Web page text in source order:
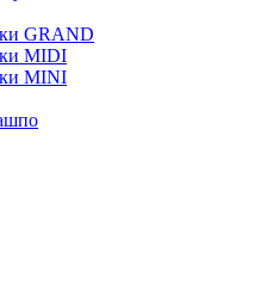
GRAND
MIDI
MINI